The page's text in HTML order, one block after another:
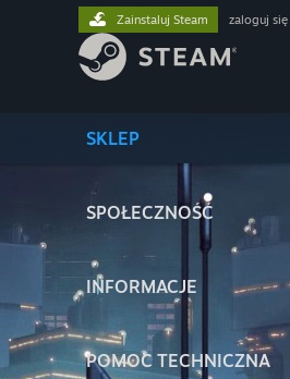
SKLEP
SPOŁECZNOŚĆ
INFORMACJE
POMOC TECHNICZNA
Zainstaluj Steam zaloguj się